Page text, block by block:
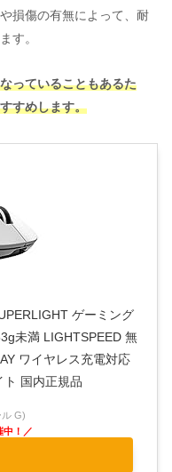
損傷の有無によって、耐
す。
っていることもあるた
すめします。
ゲーミング
未満 LIGHTSPEED 無
ワイヤレス充電対応
国内正規品
G)